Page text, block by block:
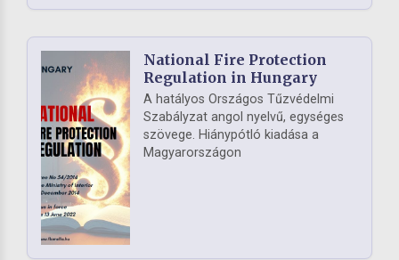
National Fire Protection
Regulation in Hungary
A hatályos Országos Tűzvédelmi
Szabályzat angol nyelvű, egységes
szövege. Hiánypótló kiadása a
Magyarországon